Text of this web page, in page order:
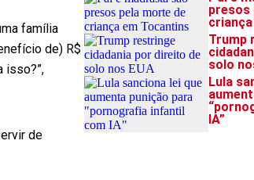
família
de) R$
isso?”,
de